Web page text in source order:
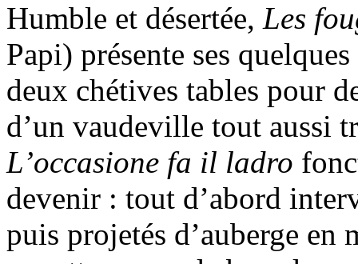
Humble et désertée, Les
Papi) présente ses
deux chétives tables pour
d’un vaudeville tout aussi
L’occasione fa il ladro
devenir : tout d’abord
puis projetés d’auberge